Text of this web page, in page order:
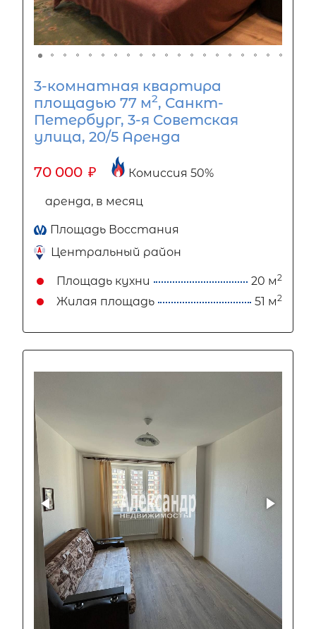
3-комнатная квартира
площадью 77 м2, Санкт-
Петербург, 3-я Советская
улица, 20/5 Аренда
70 000 ₽ Комиссия 50%
аренда, в месяц
Площадь Восстания
Центральный район
Площадь кухни 20 м2
Жилая площадь 51 м2